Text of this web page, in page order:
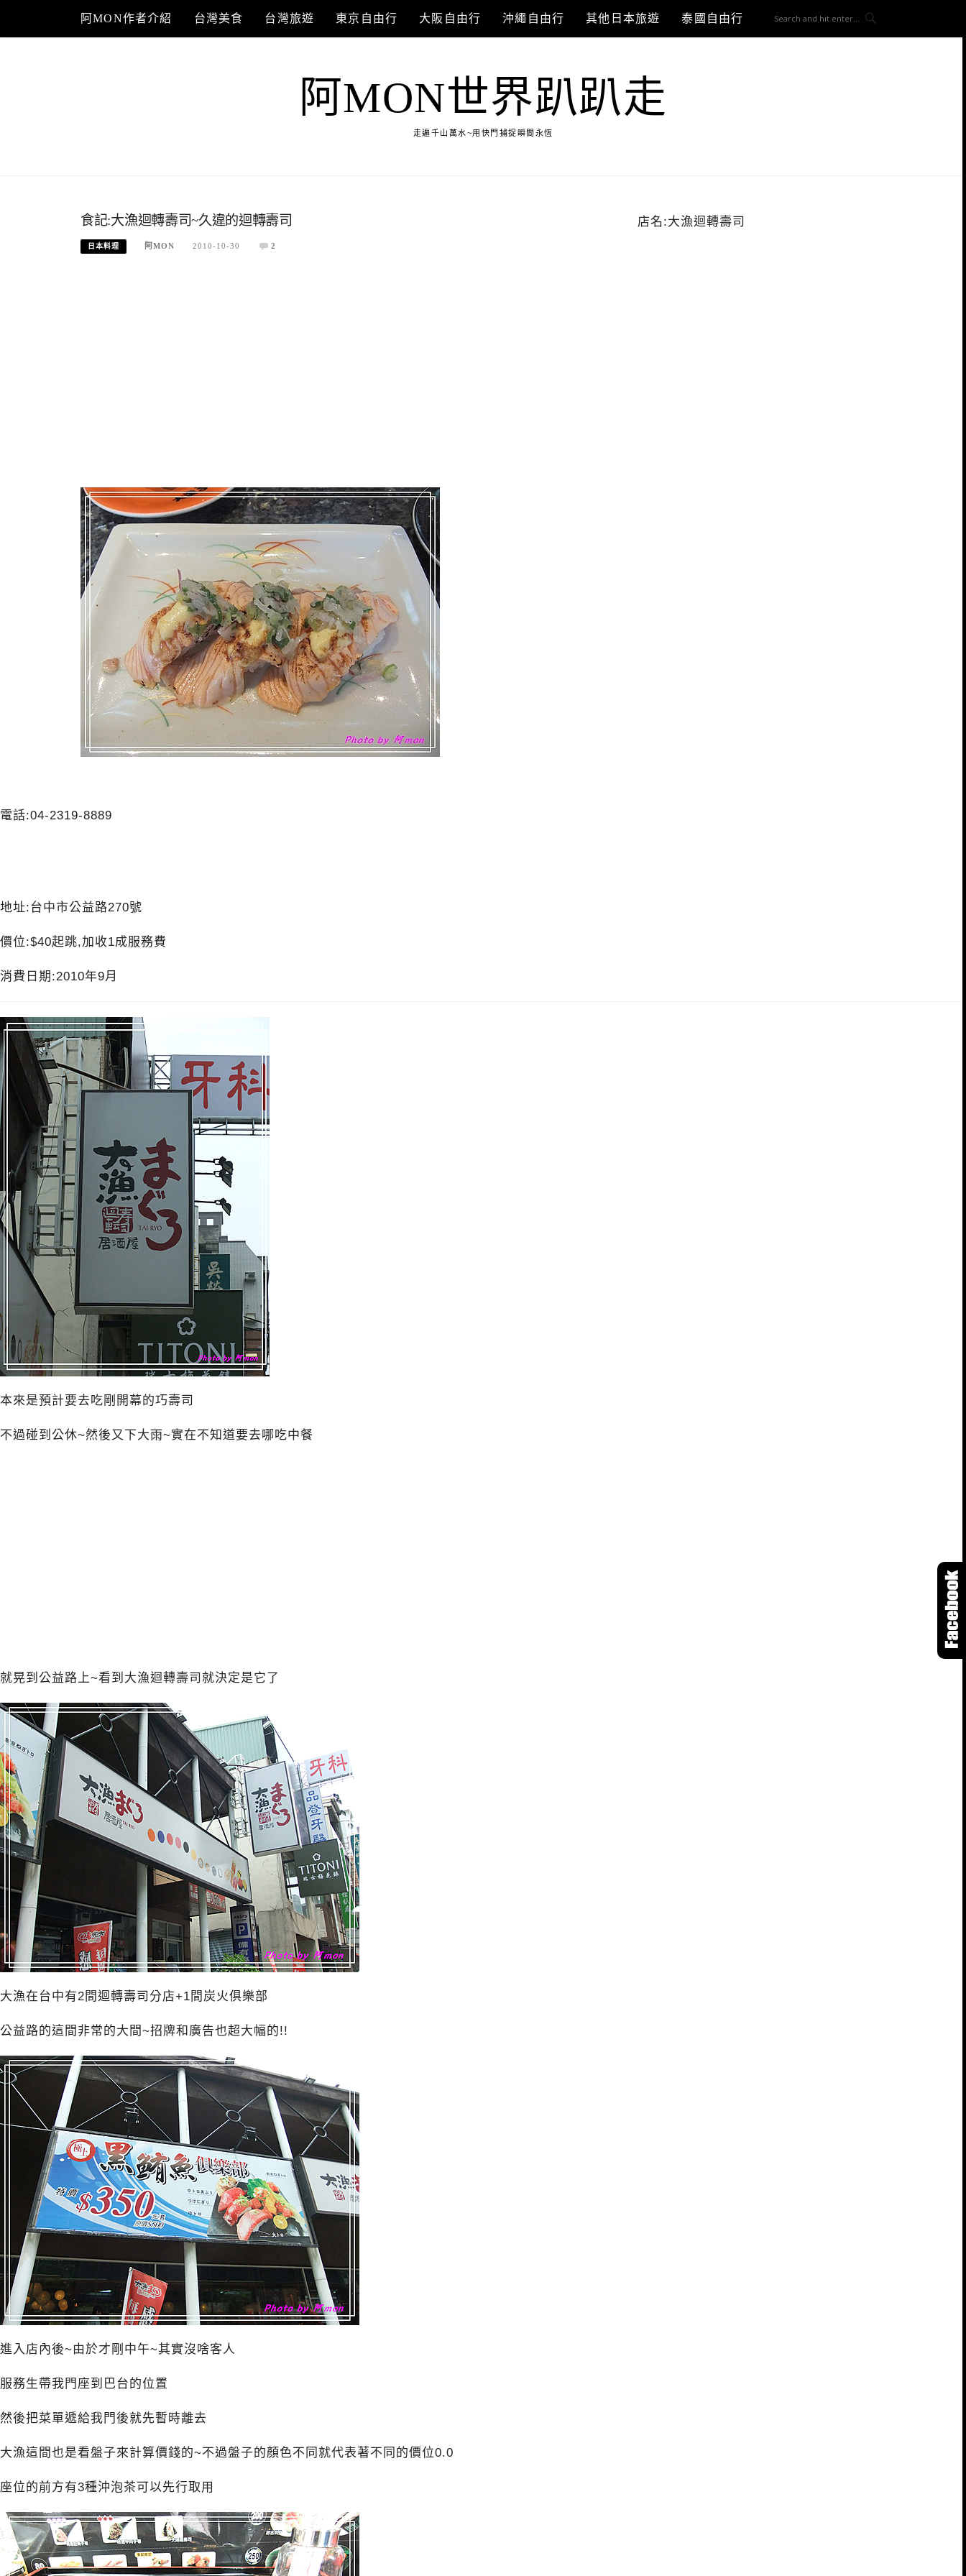
content
阿MON作者介紹 台灣美食 台灣旅遊 東京自由行 大阪自由行 沖繩自由行 其他日本旅遊 泰國自由行
阿MON世界趴趴走
走遍千山萬水~用快門捕捉瞬間永恆
食記:大漁迴轉壽司~久違的迴轉壽司
日本料理 阿MON 2010-10-30 2
店名:大漁迴轉壽司
電話:04-2319-8889
地址:台中市公益路270號
價位:$40起跳,加收1成服務費
消費日期:2010年9月
本來是預計要去吃剛開幕的巧壽司
不過碰到公休~然後又下大雨~實在不知道要去哪吃中餐
就晃到公益路上~看到大漁迴轉壽司就決定是它了
大漁在台中有2間迴轉壽司分店+1間炭火俱樂部
公益路的這間非常的大間~招牌和廣告也超大幅的!!
進入店內後~由於才剛中午~其實沒啥客人
服務生帶我門座到巴台的位置
然後把菜單遞給我門後就先暫時離去
大漁這間也是看盤子來計算價錢的~不過盤子的顏色不同就代表著不同的價位0.0
座位的前方有3種沖泡茶可以先行取用